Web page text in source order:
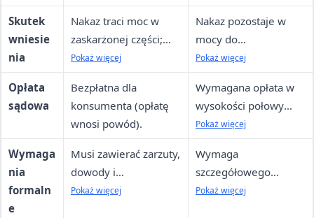
miesiące poza UE).
sprzeciwu).
Skutek
wniesie
nia
Nakaz traci moc w
zaskarżonej części;
sprawa przechodzi do
trybu zwykłego,
egzekucja
wstrzymana
automatycznie.
Pokaż więcej
Nakaz pozostaje w
mocy do
rozstrzygnięcia;
egzekucja
wstrzymana po
wniesieniu zarzutów,
ale może być
podstawą
zabezpieczenia.
Pokaż więcej
Opłata
sądowa
Bezpłatna dla
konsumenta (opłatę
wnosi powód).
Wymagana opłata w
wysokości połowy
opłaty od pozwu
(może być zwolniona).
Pokaż więcej
Wymaga
nia
formaln
e
Musi zawierać zarzuty,
dowody i
uzasadnienie; brak
Pokaż więcej
Wymaga
szczegółowego
uzasadnienia i
Pokaż więcej